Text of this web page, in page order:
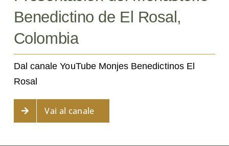
Benedictino de El Rosal,
Colombia
Dal canale YouTube Monjes Benedictinos El
Rosal
Vai al canale